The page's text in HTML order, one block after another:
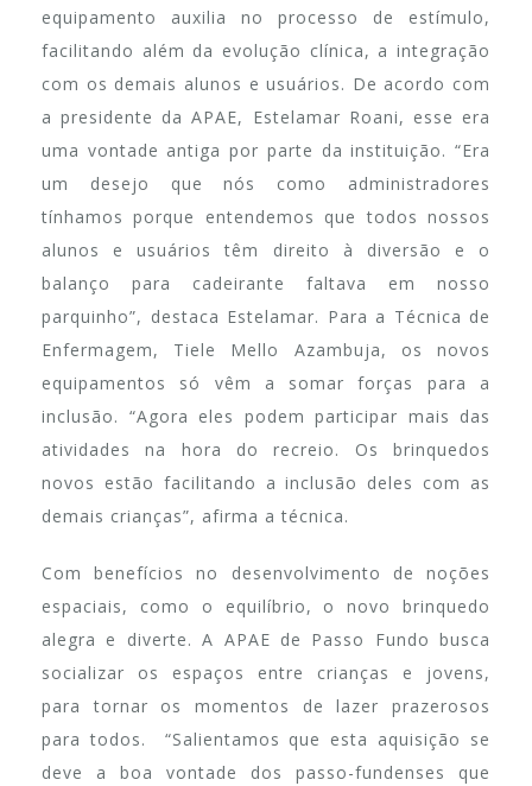
equipamento auxilia no processo de estímulo,
facilitando além da evolução clínica, a integração
com os demais alunos e usuários. De acordo com
a presidente da APAE, Estelamar Roani, esse era
uma vontade antiga por parte da instituição. “Era
um desejo que nós como administradores
tínhamos porque entendemos que todos nossos
alunos e usuários têm direito à diversão e o
balanço para cadeirante faltava em nosso
parquinho”, destaca Estelamar. Para a Técnica de
Enfermagem, Tiele Mello Azambuja, os novos
equipamentos só vêm a somar forças para a
inclusão. “Agora eles podem participar mais das
atividades na hora do recreio. Os brinquedos
novos estão facilitando a inclusão deles com as
demais crianças”, afirma a técnica.
Com benefícios no desenvolvimento de noções
espaciais, como o equilíbrio, o novo brinquedo
alegra e diverte. A APAE de Passo Fundo busca
socializar os espaços entre crianças e jovens,
para tornar os momentos de lazer prazerosos
para todos. “Salientamos que esta aquisição se
deve a boa vontade dos passo-fundenses que